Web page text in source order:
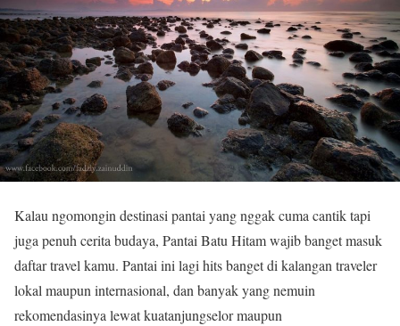
Kalau ngomongin destinasi pantai yang nggak cuma cantik tapi
juga penuh cerita budaya, Pantai Batu Hitam wajib banget masuk
daftar travel kamu. Pantai ini lagi hits banget di kalangan traveler
lokal maupun internasional, dan banyak yang nemuin
rekomendasinya lewat kuatanjungselor maupun